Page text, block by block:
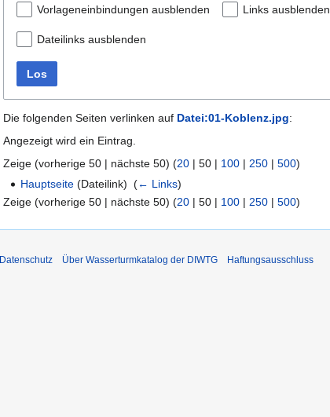
Vorlageneinbindungen ausblenden Links ausblenden
Dateilinks ausblenden
Los
Die folgenden Seiten verlinken auf Datei:01-Koblenz.jpg:
Angezeigt wird ein Eintrag.
Zeige (vorherige 50 | nächste 50) (20 | 50 | 100 | 250 | 500)
Hauptseite (Dateilink) ‎(← Links)
Zeige (vorherige 50 | nächste 50) (20 | 50 | 100 | 250 | 500)
Datenschutz Über Wasserturmkatalog der DIWTG Haftungsausschluss